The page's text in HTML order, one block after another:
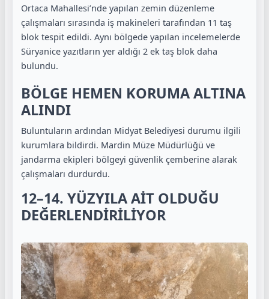
Ortaca Mahallesi’nde yapılan zemin düzenleme
çalışmaları sırasında iş makineleri tarafından 11 taş
blok tespit edildi. Aynı bölgede yapılan incelemelerde
Süryanice yazıtların yer aldığı 2 ek taş blok daha
bulundu.
BÖLGE HEMEN KORUMA ALTINA
ALINDI
Buluntuların ardından Midyat Belediyesi durumu ilgili
kurumlara bildirdi. Mardin Müze Müdürlüğü ve
jandarma ekipleri bölgeyi güvenlik çemberine alarak
çalışmaları durdurdu.
12–14. YÜZYILA AİT OLDUĞU
DEĞERLENDİRİLİYOR